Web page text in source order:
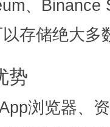
、Binance
存储绝大多
势
浏览器、